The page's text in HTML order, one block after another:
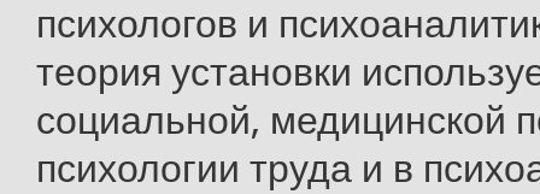
психологов и
теория установки
социальной, медицинской
психологии труда и в